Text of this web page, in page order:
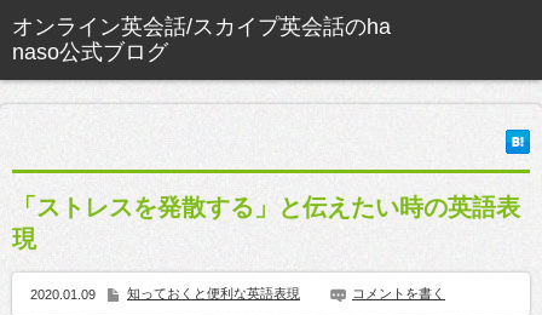
「ストレスを発散する」と伝えたい時の英語表
現
2020.01.09 知っておくと便利な英語表現 コメントを書く